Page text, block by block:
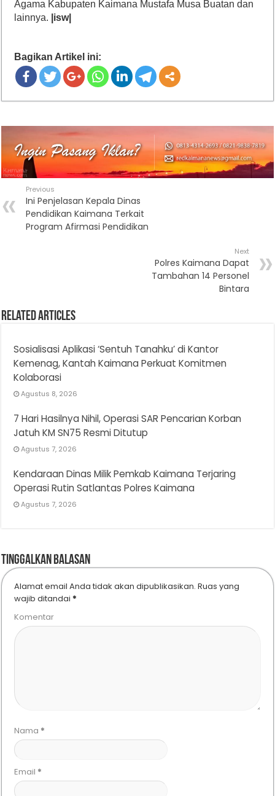
Agama Kabupaten Kaimana Mustafa Musa Buatan dan
lainnya. |isw|
Bagikan Artikel ini:
Previous
Ini Penjelasan Kepala Dinas
Pendidikan Kaimana Terkait
Program Afirmasi Pendidikan
Next
Polres Kaimana Dapat
Tambahan 14 Personel
Bintara
Related Articles
Sosialisasi Aplikasi ‘Sentuh Tanahku’ di Kantor
Kemenag, Kantah Kaimana Perkuat Komitmen
Kolaborasi
Agustus 8, 2026
7 Hari Hasilnya Nihil, Operasi SAR Pencarian Korban
Jatuh KM SN75 Resmi Ditutup
Agustus 7, 2026
Kendaraan Dinas Milik Pemkab Kaimana Terjaring
Operasi Rutin Satlantas Polres Kaimana
Agustus 7, 2026
Tinggalkan Balasan
Alamat email Anda tidak akan dipublikasikan. Ruas yang
wajib ditandai *
Komentar
Nama *
Email *